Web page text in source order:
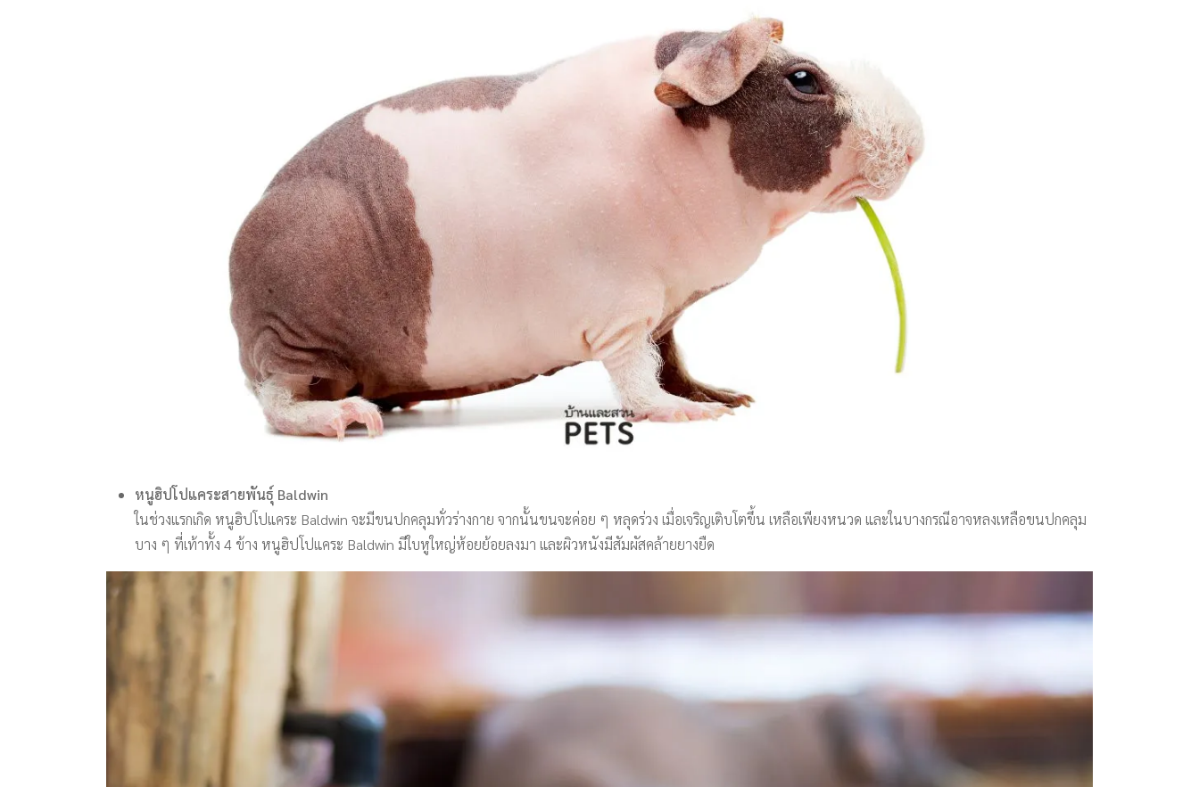
หนูฮิปโปแคระสายพันธุ์ Baldwin
ในช่วงแรกเกิด หนูฮิปโปแคระ Baldwin จะมีขนปกคลุมทั่วร่างกาย จากนั้นขนจะค่อย ๆ หลุดร่วง เมื่อเจริญเติบโตขึ้น เหลือเพียงหนวด และในบางกรณีอาจหลงเหลือขนปกคลุม
บาง ๆ ที่เท้าทั้ง 4 ข้าง หนูฮิปโปแคระ Baldwin มีใบหูใหญ่ห้อยย้อยลงมา และผิวหนังมีสัมผัสคล้ายยางยืด